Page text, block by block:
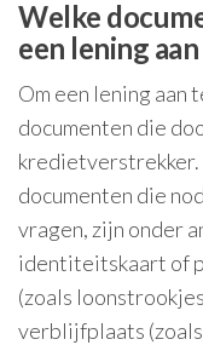
Welke
een lening
Om een lening aan
documenten die
kredietverstrekker.
documenten die
vragen, zijn onder
identiteitskaart of
(zoals
verblijfplaats